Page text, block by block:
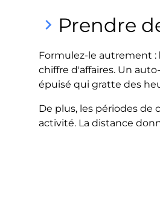
keyboard_arrow_right Prendre
Formulez-le autrement :
chiffre d'affaires. Un
épuisé qui gratte des
De plus, les périodes
activité. La distance